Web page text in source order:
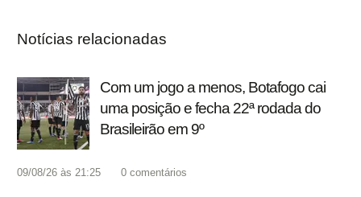
Notícias relacionadas
Com um jogo a menos, Botafogo cai
uma posição e fecha 22ª rodada do
Brasileirão em 9º
09/08/26 às 21:25 0 comentários